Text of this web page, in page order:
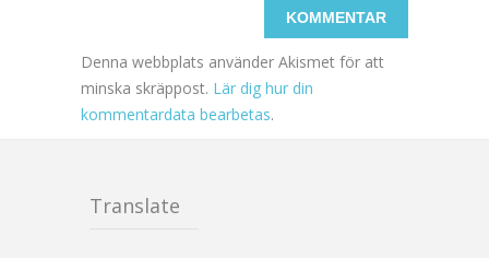
Denna webbplats använder Akismet för att
minska skräppost. Lär dig hur din
kommentardata bearbetas.
Translate